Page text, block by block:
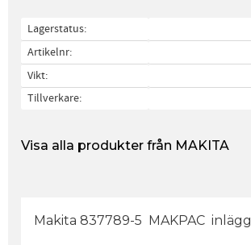
Lagerstatus
Artikelnr
Vikt
Tillverkare
Visa alla produkter från MAKITA
Makita 837789-5 MAKPAC inlägg